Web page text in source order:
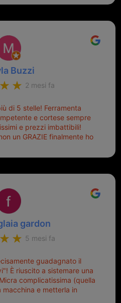
qualsiasi altro problema.
Buzzi
2 mesi fa
di 5 stelle! Ferramenta
e cortese sempre
e prezzi imbattibili!
un GRAZIE finalmente ho
loro sono riuscita
gardon
5 mesi fa
guadagnato il
È riuscito a sistemare una
complicatissima (quella
e metterla in